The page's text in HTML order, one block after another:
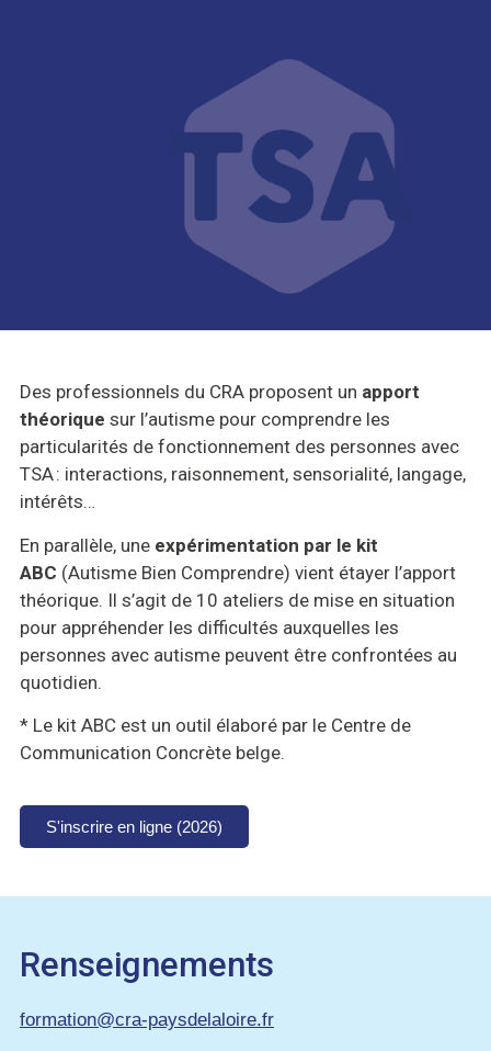
Des professionnels du CRA proposent un apport
théorique sur l’autisme pour comprendre les
particularités de fonctionnement des personnes avec
TSA : interactions, raisonnement, sensorialité, langage,
intérêts…
En parallèle, une expérimentation par le kit
ABC (Autisme Bien Comprendre) vient étayer l’apport
théorique. Il s’agit de 10 ateliers de mise en situation
pour appréhender les difficultés auxquelles les
personnes avec autisme peuvent être confrontées au
quotidien.
* Le kit ABC est un outil élaboré par le Centre de
Communication Concrète belge.
S'inscrire en ligne (2026)
Renseignements
formation@cra-paysdelaloire.fr